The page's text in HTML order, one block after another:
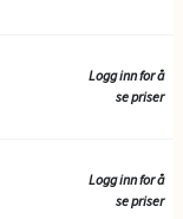
Logg inn for å
se priser
Logg inn for å
se priser